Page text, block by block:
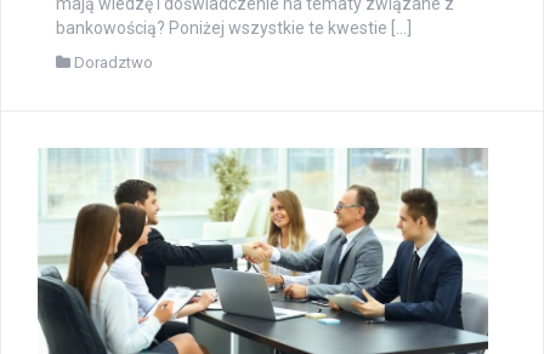
bankowością? Poniżej wszystkie te kwestie […]
Doradztwo